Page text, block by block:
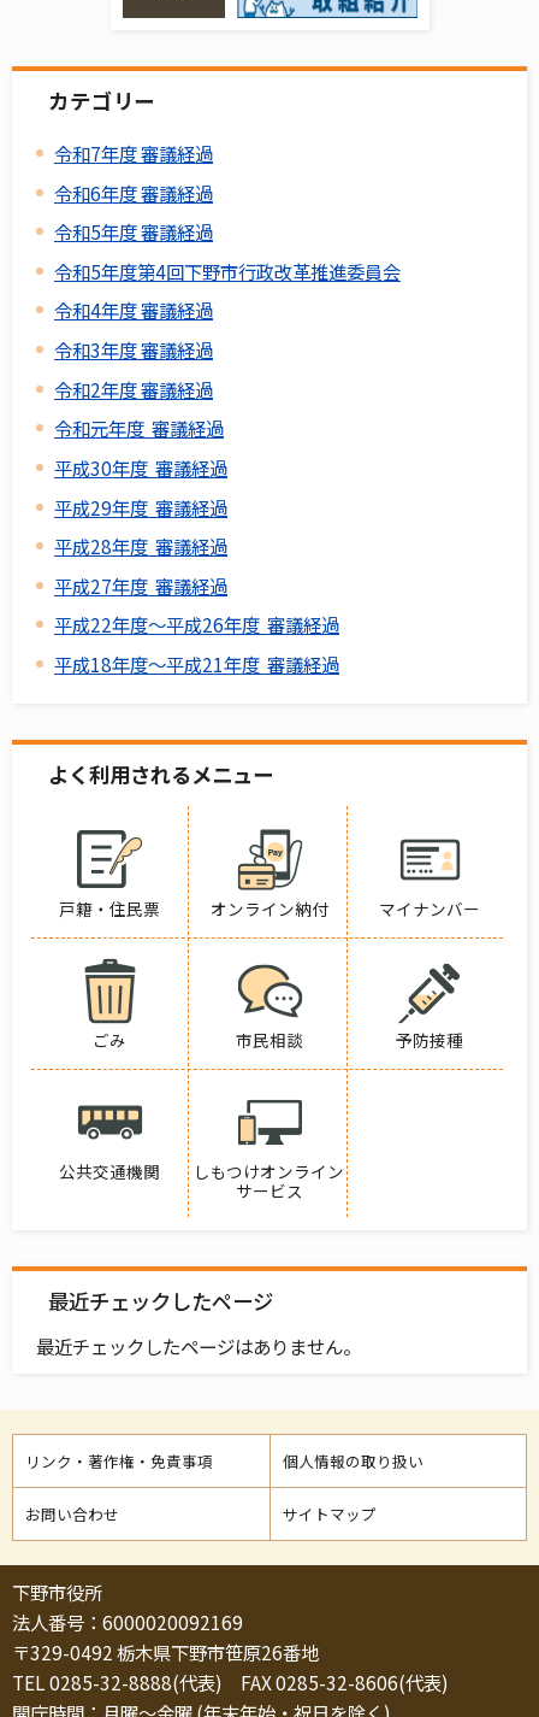
カテゴリー
令和7年度 審議経過
令和6年度 審議経過
令和5年度 審議経過
令和5年度第4回下野市行政改革推進委員会
令和4年度 審議経過
令和3年度 審議経過
令和2年度 審議経過
令和元年度 審議経過
平成30年度 審議経過
平成29年度 審議経過
平成28年度 審議経過
平成27年度 審議経過
平成22年度～平成26年度 審議経過
平成18年度～平成21年度 審議経過
よく利用されるメニュー
戸籍・住民票 オンライン納付 マイナンバー
ごみ 市民相談 予防接種
公共交通機関
しもつけオンライン
サービス
最近チェックしたページ
最近チェックしたページはありません。
リンク・著作権・免責事項 個人情報の取り扱い
お問い合わせ サイトマップ
下野市役所
法人番号：6000020092169
〒329-0492 栃木県下野市笹原26番地
TEL 0285-32-8888(代表) FAX 0285-32-8606(代表)
開庁時間：月曜～金曜 (年末年始・祝日を除く)